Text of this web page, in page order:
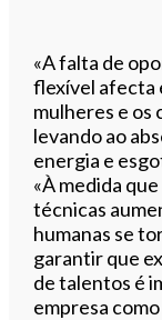
«A falta de
flexível afecta
mulheres e os
levando ao
energia e
«À medida
técnicas
humanas se
garantir que
de talentos é
empresa